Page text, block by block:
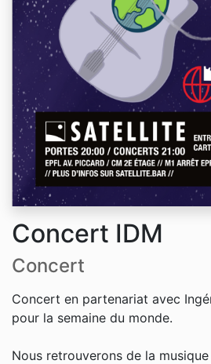
Concert IDM
Concert
Concert en partenariat avec
pour la semaine du monde.
Nous retrouverons de la